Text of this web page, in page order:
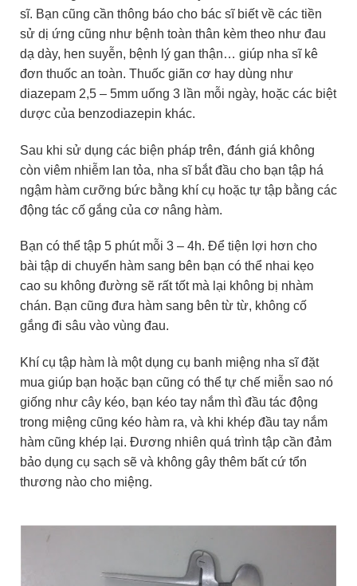
sĩ. Bạn cũng cần thông báo cho bác sĩ biết về các tiền
sử dị ứng cũng như bệnh toàn thân kèm theo như đau
dạ dày, hen suyễn, bệnh lý gan thận… giúp nha sĩ kê
đơn thuốc an toàn. Thuốc giãn cơ hay dùng như
diazepam 2,5 – 5mm uống 3 lần mỗi ngày, hoặc các biệt
dược của benzodiazepin khác.
Sau khi sử dụng các biện pháp trên, đánh giá không
còn viêm nhiễm lan tỏa, nha sĩ bắt đầu cho bạn tập há
ngậm hàm cưỡng bức bằng khí cụ hoặc tự tập bằng các
động tác cố gắng của cơ nâng hàm.
Bạn có thể tập 5 phút mỗi 3 – 4h. Để tiện lợi hơn cho
bài tập di chuyển hàm sang bên bạn có thể nhai kẹo
cao su không đường sẽ rất tốt mà lại không bị nhàm
chán. Bạn cũng đưa hàm sang bên từ từ, không cố
gắng đi sâu vào vùng đau.
Khí cụ tập hàm là một dụng cụ banh miệng nha sĩ đặt
mua giúp bạn hoặc bạn cũng có thể tự chế miễn sao nó
giống như cây kéo, bạn kéo tay nắm thì đầu tác động
trong miệng cũng kéo hàm ra, và khi khép đầu tay nắm
hàm cũng khép lại. Đương nhiên quá trình tập cần đảm
bảo dụng cụ sạch sẽ và không gây thêm bất cứ tổn
thương nào cho miệng.